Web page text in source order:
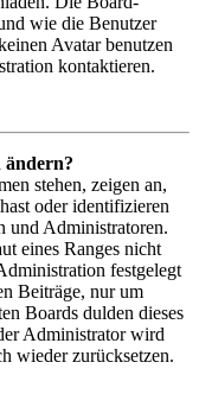
wie die Benutzer
Avatar benutzen
kontaktieren.
ändern?
stehen, zeigen an,
oder identifizieren
und Administratoren.
eines Ranges nicht
festgelegt
Beiträge, nur um
Boards dulden dieses
Administrator wird
wieder zurücksetzen.